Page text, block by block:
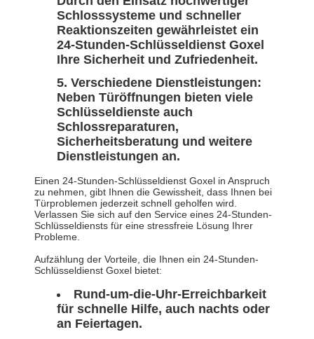
Schlosssysteme und schneller
Reaktionszeiten gewährleistet ein
24-Stunden-Schlüsseldienst Goxel
Ihre Sicherheit und Zufriedenheit.
Verschiedene Dienstleistungen:
Neben Türöffnungen bieten viele
Schlüsseldienste auch
Schlossreparaturen,
Sicherheitsberatung und weitere
Dienstleistungen an.
Einen 24-Stunden-Schlüsseldienst Goxel in Anspruch
zu nehmen, gibt Ihnen die Gewissheit, dass Ihnen bei
Türproblemen jederzeit schnell geholfen wird.
Verlassen Sie sich auf den Service eines 24-Stunden-
Schlüsseldiensts für eine stressfreie Lösung Ihrer
Probleme.
Aufzählung der Vorteile, die Ihnen ein 24-Stunden-
Schlüsseldienst Goxel bietet:
Rund-um-die-Uhr-Erreichbarkeit
für schnelle Hilfe, auch nachts oder
an Feiertagen.